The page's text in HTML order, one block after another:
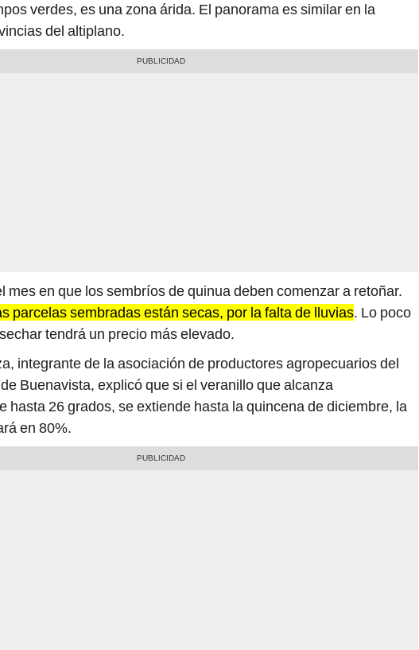
verdes, es una zona árida. El panorama es similar en la
del altiplano.
mes en que los sembríos de quinua deben comenzar a retoñar.
parcelas sembradas están secas, por la falta de lluvias. Lo poco
tendrá un precio más elevado.
integrante de la asociación de productores agropecuarios del
Buenavista, explicó que si el veranillo que alcanza
hasta 26 grados, se extiende hasta la quincena de diciembre, la
en 80%.